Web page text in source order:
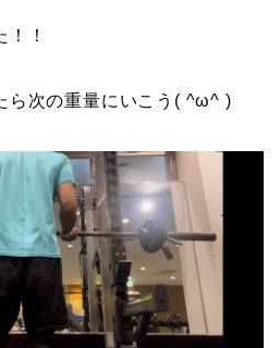
！
ら次の重量にいこう( ^ω^ )